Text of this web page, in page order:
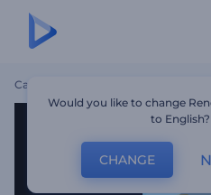
Casa Biglietto D'auguri
Would you like to change
to English?
CHANGE